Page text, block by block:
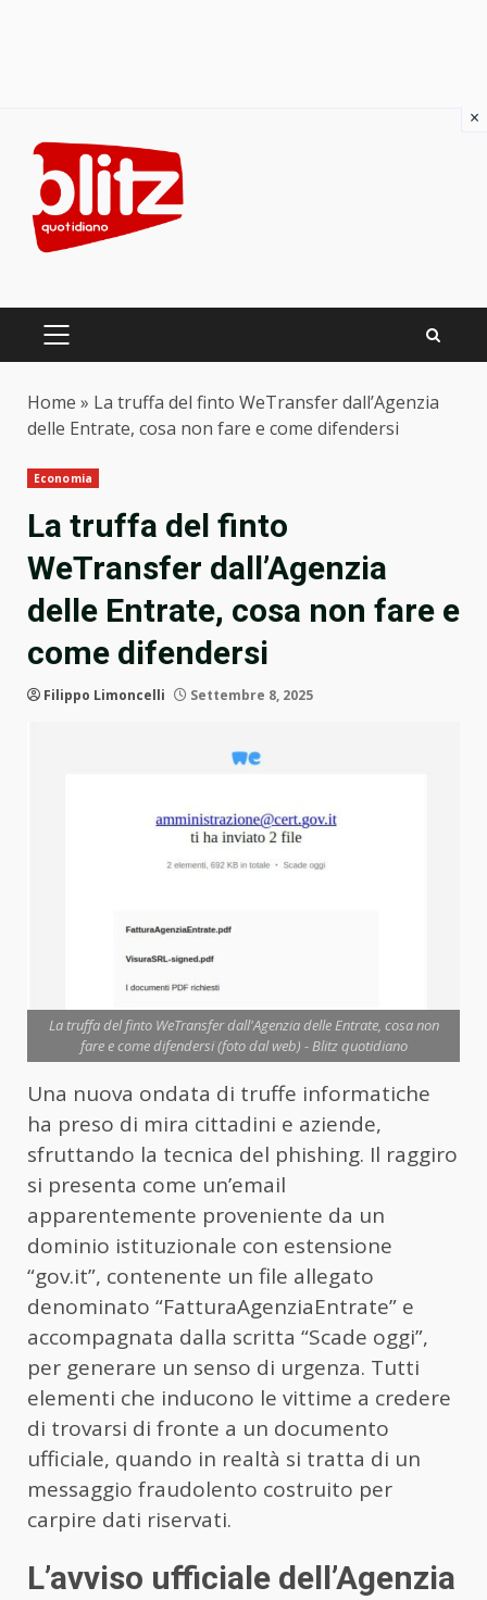
content
PRIMARY
Home » La truffa del finto WeTransfer dall’Agenzia
delle Entrate, cosa non fare e come difendersi
Economia
La truffa del finto
WeTransfer dall’Agenzia
delle Entrate, cosa non fare e
come difendersi
Filippo Limoncelli Settembre 8, 2025
La truffa del finto WeTransfer dall'Agenzia delle Entrate, cosa non
fare e come difendersi (foto dal web) - Blitz quotidiano
Una nuova ondata di truffe informatiche
ha preso di mira cittadini e aziende,
sfruttando la tecnica del phishing. Il raggiro
si presenta come un’email
apparentemente proveniente da un
dominio istituzionale con estensione
“gov.it”, contenente un file allegato
denominato “FatturaAgenziaEntrate” e
accompagnata dalla scritta “Scade oggi”,
per generare un senso di urgenza. Tutti
elementi che inducono le vittime a credere
di trovarsi di fronte a un documento
ufficiale, quando in realtà si tratta di un
messaggio fraudolento costruito per
carpire dati riservati.
L’avviso ufficiale dell’Agenzia
×